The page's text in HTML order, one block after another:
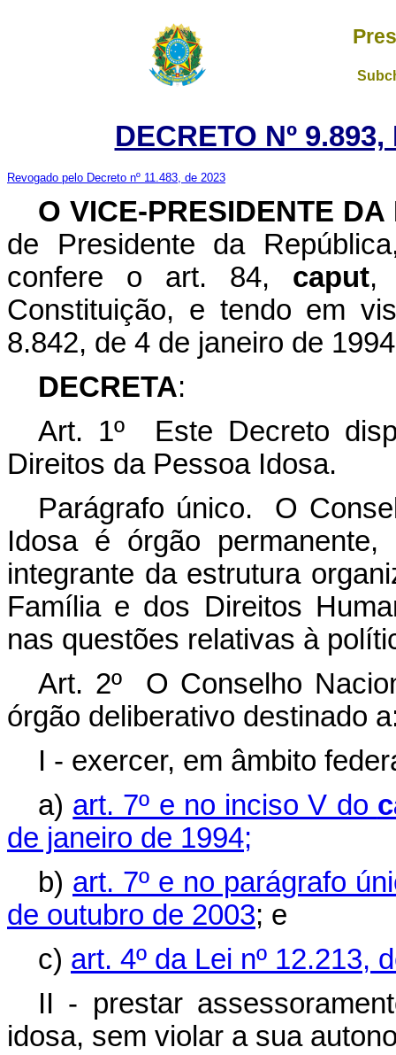
DECRETO Nº
Revogado pelo Decreto nº 11.483, de 2023
O VICE-PRESIDENTE
de Presidente da
confere o art. 84, caput,
Constituição, e tendo em
8.842, de 4 de janeiro de
DECRETA:
Art. 1º Este Decreto
Direitos da Pessoa Idosa.
Parágrafo único. O
Idosa é órgão
integrante da estrutura
Família e dos Direitos
nas questões relativas à
Art. 2º O Conselho
órgão deliberativo destinado
I - exercer, em âmbito
a) art. 7º e no inciso V do
de janeiro de 1994;
b) art. 7º e no parágrafo
de outubro de 2003; e
c) art. 4º da Lei nº 12.213,
II - prestar
idosa, sem violar a sua